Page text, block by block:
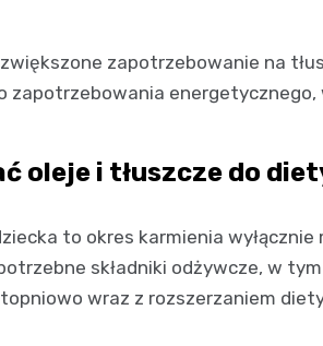
zapotrzebowanie na
zapotrzebowania energetycznego,
oleje i tłuszcze do
to okres karmienia
składniki odżywcze, w
wraz z rozszerzaniem